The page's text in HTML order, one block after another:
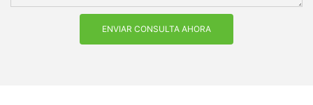
ENVIAR CONSULTA AHORA